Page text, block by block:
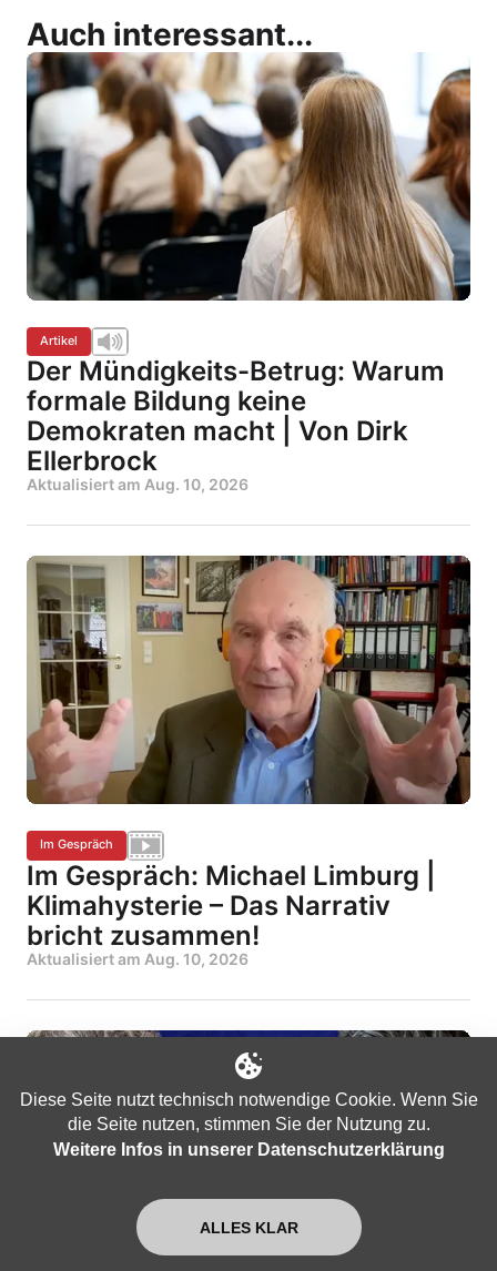
Auch interessant...
Artikel
Der Mündigkeits-Betrug: Warum
formale Bildung keine
Demokraten macht | Von Dirk
Ellerbrock
Aktualisiert am Aug. 10, 2026
Im Gespräch
Im Gespräch: Michael Limburg |
Klimahysterie – Das Narrativ
bricht zusammen!
Aktualisiert am Aug. 10, 2026
Diese Seite nutzt technisch notwendige Cookie. Wenn Sie
die Seite nutzen, stimmen Sie der Nutzung zu.
Weitere Infos in unserer Datenschutzerklärung
ALLES KLAR